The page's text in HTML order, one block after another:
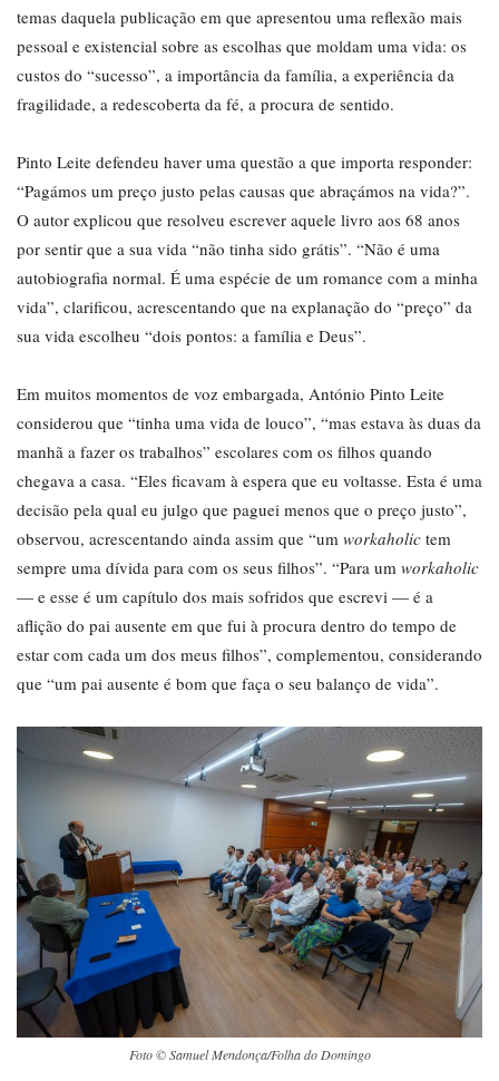
temas daquela publicação em que apresentou uma reflexão mais
pessoal e existencial sobre as escolhas que moldam uma vida: os
custos do “sucesso”, a importância da família, a experiência da
fragilidade, a redescoberta da fé, a procura de sentido.
Pinto Leite defendeu haver uma questão a que importa responder:
“Pagámos um preço justo pelas causas que abraçámos na vida?”.
O autor explicou que resolveu escrever aquele livro aos 68 anos
por sentir que a sua vida “não tinha sido grátis”. “Não é uma
autobiografia normal. É uma espécie de um romance com a minha
vida”, clarificou, acrescentando que na explanação do “preço” da
sua vida escolheu “dois pontos: a família e Deus”.
Em muitos momentos de voz embargada, António Pinto Leite
considerou que “tinha uma vida de louco”, “mas estava às duas da
manhã a fazer os trabalhos” escolares com os filhos quando
chegava a casa. “Eles ficavam à espera que eu voltasse. Esta é uma
decisão pela qual eu julgo que paguei menos que o preço justo”,
observou, acrescentando ainda assim que “um workaholic tem
sempre uma dívida para com os seus filhos”. “Para um workaholic
— e esse é um capítulo dos mais sofridos que escrevi — é a
aflição do pai ausente em que fui à procura dentro do tempo de
estar com cada um dos meus filhos”, complementou, considerando
que “um pai ausente é bom que faça o seu balanço de vida”.
Foto © Samuel Mendonça/Folha do Domingo